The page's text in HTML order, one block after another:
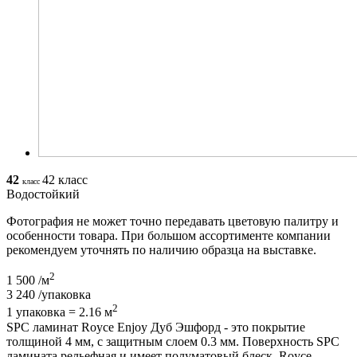
42 класс 42 класс
Водостойкий
Фотография не может точно передавать цветовую палитру и
особенности товара. При большом ассортименте компании
рекомендуем уточнять по наличию образца на выставке.
1 500 /м2
3 240 /упаковка
1 упаковка = 2.16 м2
SPC ламинат Royce Enjoy Дуб Эшфорд - это покрытие
толщиной 4 мм, с защитным слоем 0.3 мм. Поверхность SPC